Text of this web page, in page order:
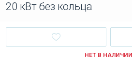
20 кВт без кольца
НЕТ В НАЛИЧИИ